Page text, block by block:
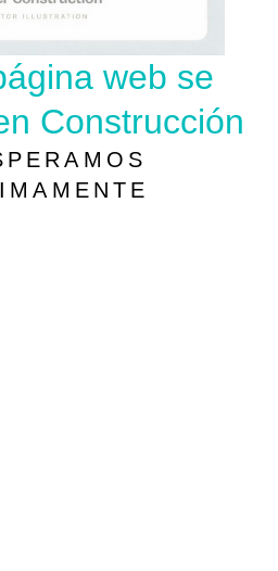
web se
Construcción